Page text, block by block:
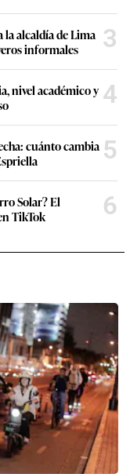
la alcaldía de Lima
informales
3
nivel académico y 4
cuánto cambia 5
Solar? El
TikTok
6